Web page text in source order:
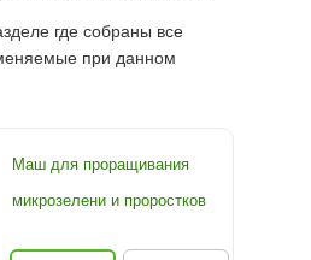
где собраны все
при данном
Маш для проращивания
микрозелени и проростков